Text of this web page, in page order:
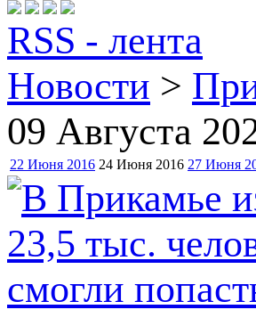
RSS - лента
Новости >
09 Августа
22 Июня 2016 24 Июня 2016 27 Июня